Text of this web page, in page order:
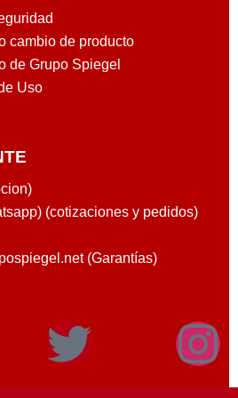
cambio de producto
de Grupo Spiegel
Uso
(cotizaciones y pedidos)
(Garantías)